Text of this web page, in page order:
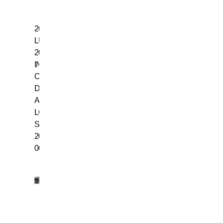
26
LUGLIO
2006,
INTER
CAMPIONE
D’ITALIA:
ASSEGNATO
LO
SCUDETTO
2005-
06